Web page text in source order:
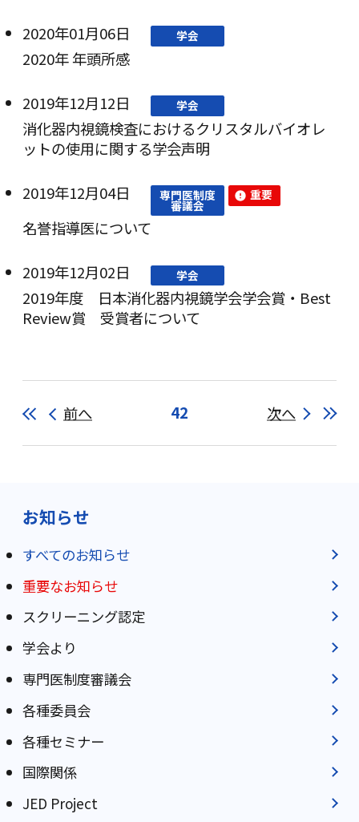
2020年01月06日 学会
2020年 年頭所感
2019年12月12日 学会
消化器内視鏡検査におけるクリスタルバイオレ
ットの使用に関する学会声明
2019年12月04日 専門医制度
審議会
重要
名誉指導医について
2019年12月02日 学会
2019年度 日本消化器内視鏡学会学会賞・Best
Review賞 受賞者について
前へ 42 次へ
お知らせ
すべてのお知らせ
重要なお知らせ
スクリーニング認定
学会より
専門医制度審議会
各種委員会
各種セミナー
国際関係
JED Project